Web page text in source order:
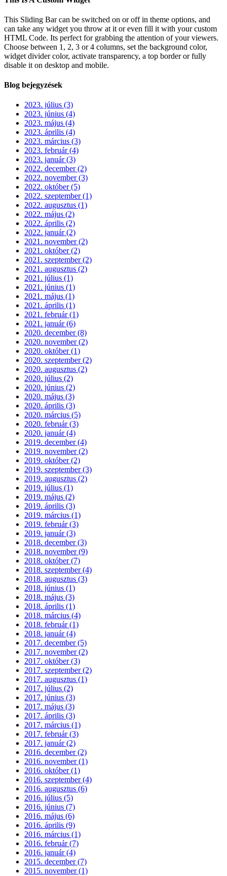
This Sliding Bar can be switched on or off in theme options, and
can take any widget you throw at it or even fill it with your custom
HTML Code. Its perfect for grabbing the attention of your viewers.
Choose between 1, 2, 3 or 4 columns, set the background color,
widget divider color, activate transparency, a top border or fully
disable it on desktop and mobile.
Blog bejegyzések
2023. július (3)
2023. június (4)
2023. május (4)
2023. április (4)
2023. március (3)
2023. február (4)
2023. január (3)
2022. december (2)
2022. november (3)
2022. október (5)
2022. szeptember (1)
2022. augusztus (1)
2022. május (2)
2022. április (2)
2022. január (2)
2021. november (2)
2021. október (2)
2021. szeptember (2)
2021. augusztus (2)
2021. július (1)
2021. június (1)
2021. május (1)
2021. április (1)
2021. február (1)
2021. január (6)
2020. december (8)
2020. november (2)
2020. október (1)
2020. szeptember (2)
2020. augusztus (2)
2020. július (2)
2020. június (2)
2020. május (3)
2020. április (3)
2020. március (5)
2020. február (3)
2020. január (4)
2019. december (4)
2019. november (2)
2019. október (2)
2019. szeptember (3)
2019. augusztus (2)
2019. július (1)
2019. május (2)
2019. április (3)
2019. március (1)
2019. február (3)
2019. január (3)
2018. december (3)
2018. november (9)
2018. október (7)
2018. szeptember (4)
2018. augusztus (3)
2018. június (1)
2018. május (3)
2018. április (1)
2018. március (4)
2018. február (1)
2018. január (4)
2017. december (5)
2017. november (2)
2017. október (3)
2017. szeptember (2)
2017. augusztus (1)
2017. július (2)
2017. június (3)
2017. május (3)
2017. április (3)
2017. március (1)
2017. február (3)
2017. január (2)
2016. december (2)
2016. november (1)
2016. október (1)
2016. szeptember (4)
2016. augusztus (6)
2016. július (5)
2016. június (7)
2016. május (6)
2016. április (9)
2016. március (1)
2016. február (7)
2016. január (4)
2015. december (7)
2015. november (1)